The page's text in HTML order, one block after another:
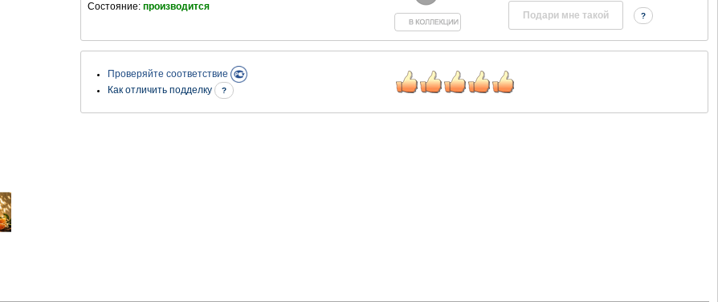
Состояние: производится
?
Проверяйте соответствие
Как отличить подделку
?